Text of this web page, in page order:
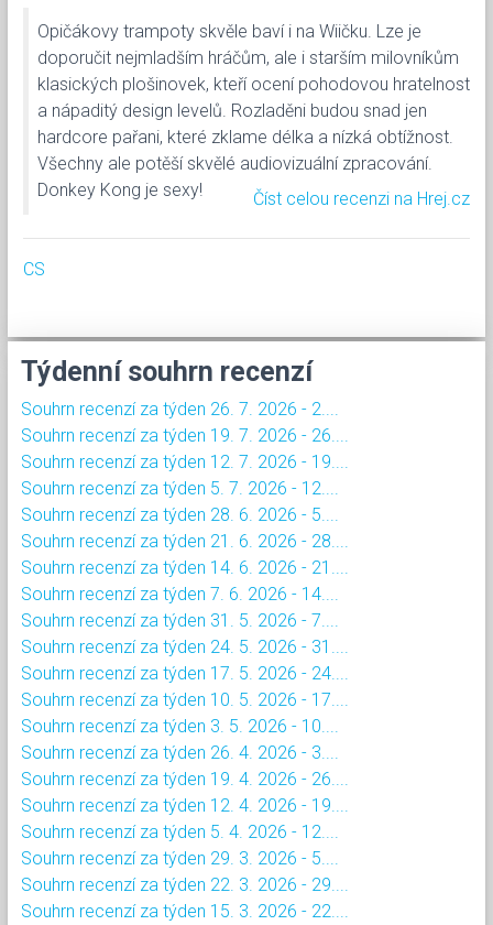
Opičákovy trampoty skvěle baví i na Wiičku. Lze je
doporučit nejmladším hráčům, ale i starším milovníkům
klasických plošinovek, kteří ocení pohodovou hratelnost
a nápaditý design levelů. Rozladěni budou snad jen
hardcore pařani, které zklame délka a nízká obtížnost.
Všechny ale potěší skvělé audiovizuální zpracování.
Donkey Kong je sexy!
Číst celou recenzi na Hrej.cz
CS
Týdenní souhrn recenzí
Souhrn recenzí za týden 26. 7. 2026 - 2....
Souhrn recenzí za týden 19. 7. 2026 - 26....
Souhrn recenzí za týden 12. 7. 2026 - 19....
Souhrn recenzí za týden 5. 7. 2026 - 12....
Souhrn recenzí za týden 28. 6. 2026 - 5....
Souhrn recenzí za týden 21. 6. 2026 - 28....
Souhrn recenzí za týden 14. 6. 2026 - 21....
Souhrn recenzí za týden 7. 6. 2026 - 14....
Souhrn recenzí za týden 31. 5. 2026 - 7....
Souhrn recenzí za týden 24. 5. 2026 - 31....
Souhrn recenzí za týden 17. 5. 2026 - 24....
Souhrn recenzí za týden 10. 5. 2026 - 17....
Souhrn recenzí za týden 3. 5. 2026 - 10....
Souhrn recenzí za týden 26. 4. 2026 - 3....
Souhrn recenzí za týden 19. 4. 2026 - 26....
Souhrn recenzí za týden 12. 4. 2026 - 19....
Souhrn recenzí za týden 5. 4. 2026 - 12....
Souhrn recenzí za týden 29. 3. 2026 - 5....
Souhrn recenzí za týden 22. 3. 2026 - 29....
Souhrn recenzí za týden 15. 3. 2026 - 22....